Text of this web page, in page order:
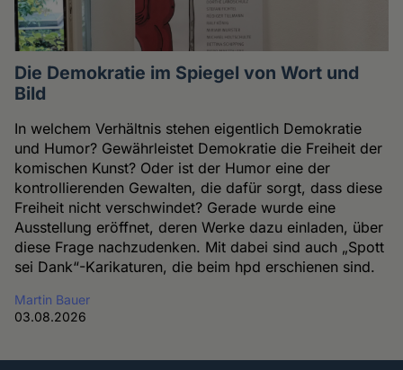
Die Demokratie im Spiegel von Wort und
Bild
In welchem Verhältnis stehen eigentlich Demokratie
und Humor? Gewährleistet Demokratie die Freiheit der
komischen Kunst? Oder ist der Humor eine der
kontrollierenden Gewalten, die dafür sorgt, dass diese
Freiheit nicht verschwindet? Gerade wurde eine
Ausstellung eröffnet, deren Werke dazu einladen, über
diese Frage nachzudenken. Mit dabei sind auch „Spott
sei Dank“-Karikaturen, die beim hpd erschienen sind.
Martin Bauer
03.08.2026